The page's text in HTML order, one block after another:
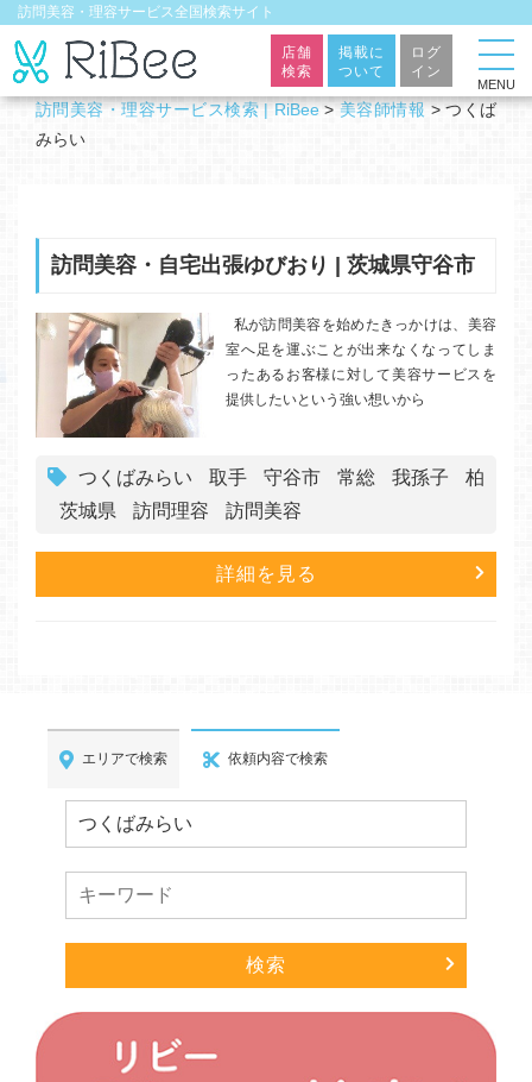
訪問美容・理容サービス全国検索サイト
店舗
検索
掲載に
ついて
ログ
イン
MENU
訪問美容・理容サービス検索 | RiBee>美容師情報 >つくば
みらい
訪問美容・自宅出張ゆびおり | 茨城県守谷市
私が訪問美容を始めたきっかけは、美容
室へ足を運ぶことが出来なくなってしま
ったあるお客様に対して美容サービスを
提供したいという強い想いから
つくばみらい 取手 守谷市 常総 我孫子
柏
茨城県
訪問理容 訪問美容
詳細を見る
エリアで検索 依頼内容で検索
検索